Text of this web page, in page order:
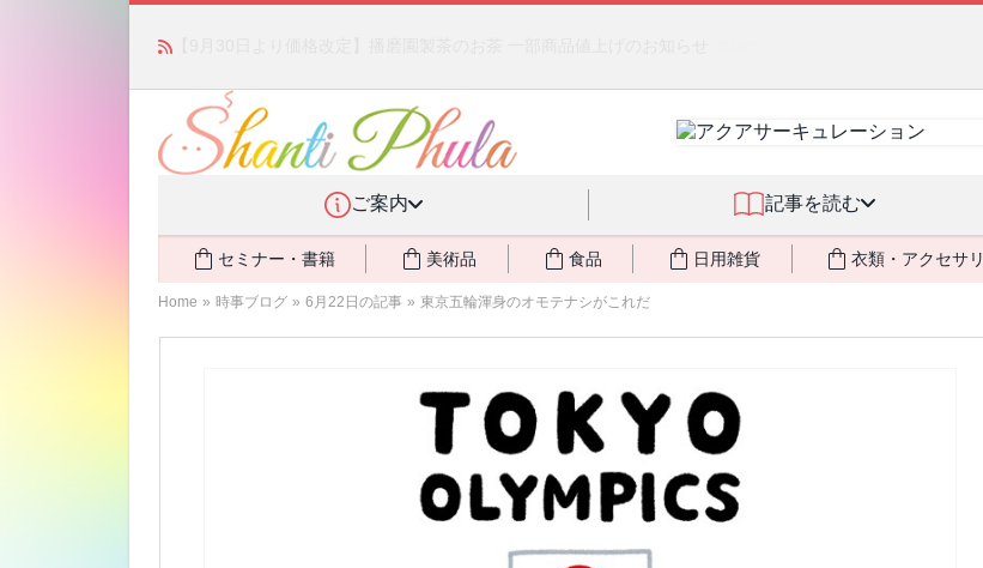
ご案内 記事を読む
セミナー・書籍 美術品 食品 日用雑貨 衣類・アクセサリ
Home » 時事ブログ » 6月22日の記事 » 東京五輪渾身のオモテナシがこれだ